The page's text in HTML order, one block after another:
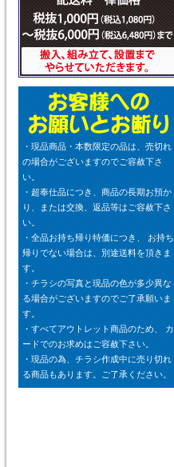
・現品商品・本数限定の品は、売切れ
の場合がございますのでご容赦下さ
い。
・超奉仕品につき、商品の長期お預か
り、または交換、返品等はご容赦下さ
い。
・全品お持ち帰り特価につき、 お持ち
帰りでない場合は、別途送料を頂きま
す。
・チラシの写真と現品の色が多少異な
る場合がございますのでご了承願いま
す。
・すべてアウトレット商品のため、 カ
ードでのお求めはご容赦下さい。
・現品の為、チラシ作成中に売り切れ
る商品もあります。ご了承ください。